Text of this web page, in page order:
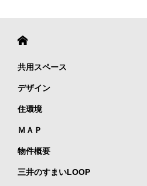
共用スペース
デザイン
住環境
ＭＡＰ
物件概要
三井のすまいLOOP